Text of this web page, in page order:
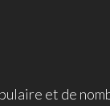
et de